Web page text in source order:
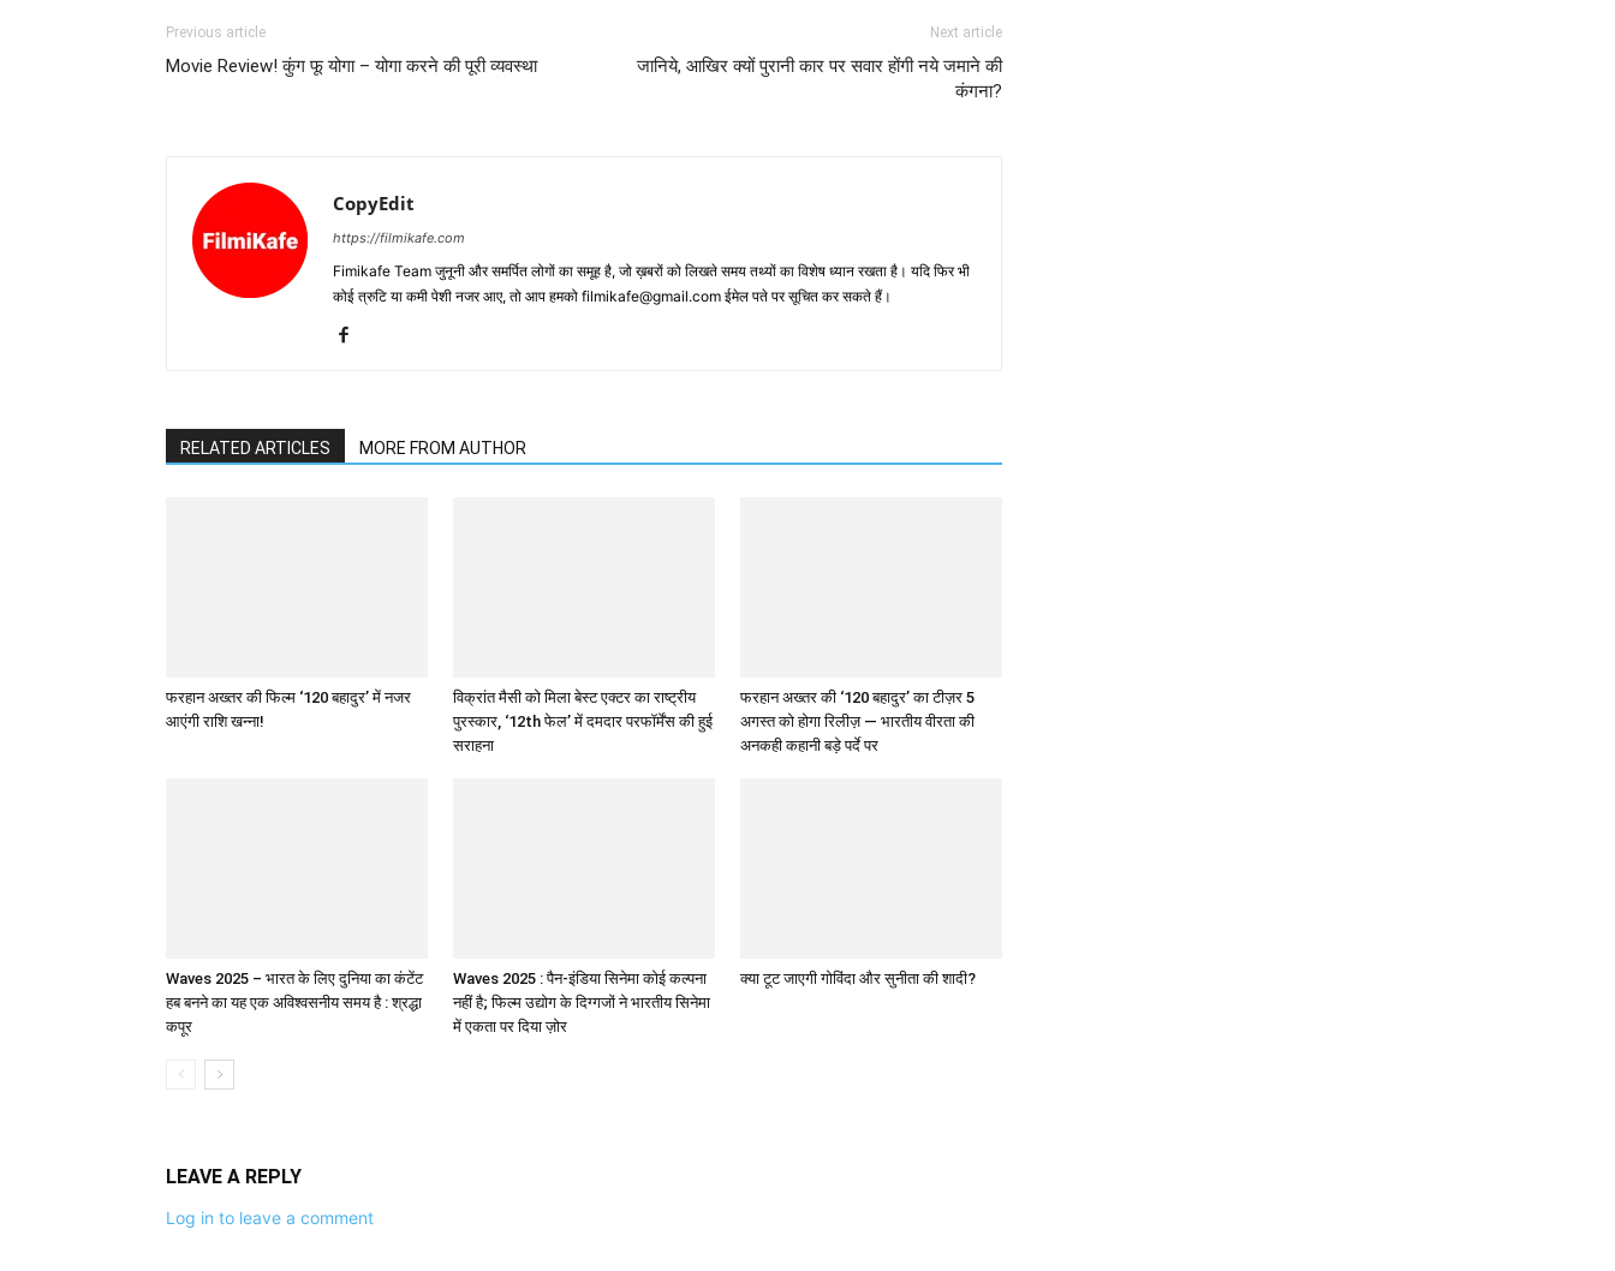
Previous article
Movie Review! कुंग फू योगा – योगा करने की पूरी व्‍यवस्‍था
Next article
जानिये, आखिर क्‍यों पुरानी कार पर सवार होंगी नये जमाने की
कंगना?
CopyEdit
https://filmikafe.com
Fimikafe Team जुनूनी और समर्पित लोगों का समूह है, जो ख़बरों को लिखते समय तथ्‍यों का विशेष ध्‍यान रखता है। यदि फिर भी
कोई त्रुटि या कमी पेशी नजर आए, तो आप हमको filmikafe@gmail.com ईमेल पते पर सूचित कर सकते हैं।
RELATED ARTICLES MORE FROM AUTHOR
फरहान अख्तर की फिल्म ‘120 बहादुर’ में नजर
आएंगी राशि खन्ना!
विक्रांत मैसी को मिला बेस्ट एक्टर का राष्ट्रीय
पुरस्कार, ‘12th फेल’ में दमदार परफॉर्मेंस की हुई
सराहना
फरहान अख्तर की ‘120 बहादुर’ का टीज़र 5
अगस्त को होगा रिलीज़ — भारतीय वीरता की
अनकही कहानी बड़े पर्दे पर
Waves 2025 – भारत के लिए दुनिया का कंटेंट
हब बनने का यह एक अविश्वसनीय समय है : श्रद्धा
कपूर
Waves 2025 : पैन-इंडिया सिनेमा कोई कल्पना
नहीं है; फिल्म उद्योग के दिग्गजों ने भारतीय सिनेमा
में एकता पर दिया ज़ोर
क्या टूट जाएगी गोविंदा और सुनीता की शादी?
LEAVE A REPLY
Log in to leave a comment